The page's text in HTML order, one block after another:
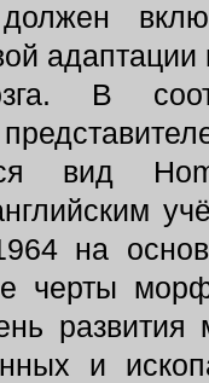
должен
адаптации
В
вид
на
черты
развития
и